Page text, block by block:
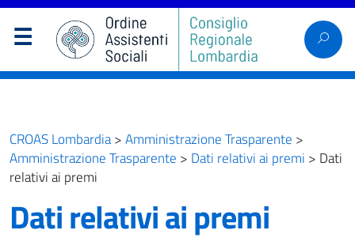
CROAS Lombardia> Amministrazione Trasparente >
Amministrazione Trasparente > Dati relativi ai premi > Dati
relativi ai premi
Dati relativi ai premi